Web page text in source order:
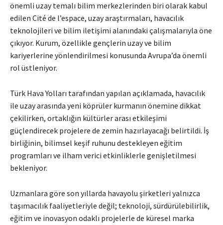
önemli uzay temalı bilim merkezlerinden biri olarak kabul
edilen Cité de l’espace, uzay araştırmaları, havacılık
teknolojileri ve bilim iletişimi alanındaki çalışmalarıyla öne
çıkıyor. Kurum, özellikle gençlerin uzay ve bilim
kariyerlerine yönlendirilmesi konusunda Avrupa’da önemli
rol üstleniyor.
Türk Hava Yolları tarafından yapılan açıklamada, havacılık
ile uzay arasında yeni köprüler kurmanın önemine dikkat
çekilirken, ortaklığın kültürler arası etkileşimi
güçlendirecek projelere de zemin hazırlayacağı belirtildi. İş
birliğinin, bilimsel keşif ruhunu destekleyen eğitim
programları ve ilham verici etkinliklerle genişletilmesi
bekleniyor.
Uzmanlara göre son yıllarda havayolu şirketleri yalnızca
taşımacılık faaliyetleriyle değil; teknoloji, sürdürülebilirlik,
eğitim ve inovasyon odaklı projelerle de küresel marka